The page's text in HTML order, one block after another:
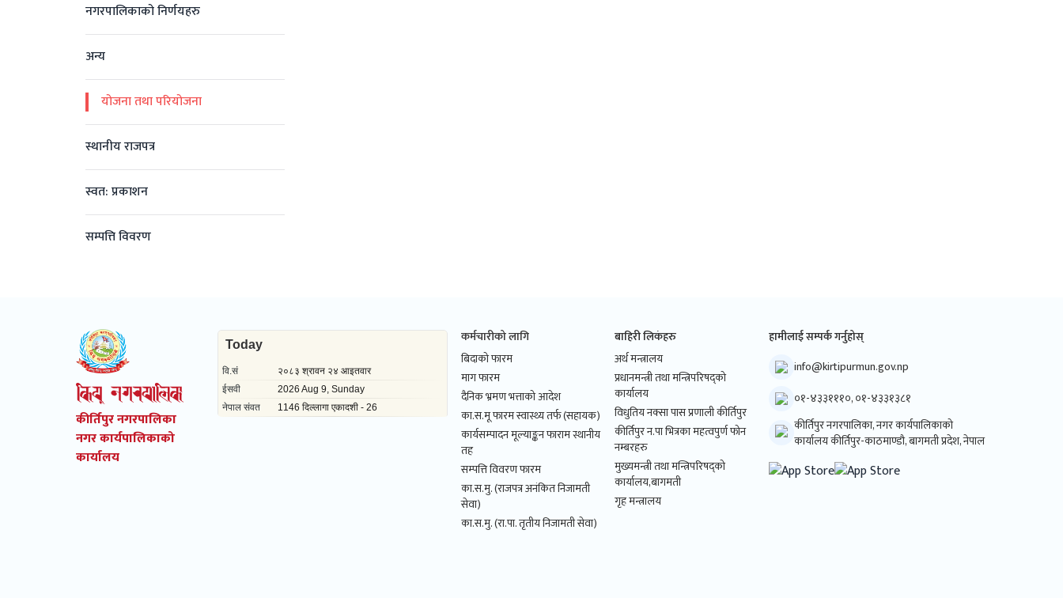
नगरपालिकाको निर्णयहरु
अन्य
योजना तथा परियोजना
स्थानीय राजपत्र
स्वत: प्रकाशन
सम्पत्ति विवरण
कीर्तिपुर नगरपालिका
नगर कार्यपालिकाको
कार्यालय
कर्मचारीको लागि
बिदाको फारम
माग फारम
दैनिक भ्रमण भत्ताको आदेश
का.स.मू फारम स्वास्थ्य तर्फ (सहायक)
कार्यसम्पादन मूल्याङ्कन फाराम स्थानीय
तह
सम्पत्ति विवरण फारम
का.स.मु. (राजपत्र अनंकित निजामती
सेवा)
का.स.मु. (रा.पा. तृतीय निजामती सेवा)
बाहिरी लिकंहरु
अर्थ मन्त्रालय
प्रधानमन्त्री तथा मन्त्रिपरिषद्को
कार्यालय
विधुतिय नक्सा पास प्रणाली कीर्तिपुर
कीर्तिपुर न.पा भित्रका महत्वपुर्ण फोन
नम्बरहरु
मुख्यमन्त्री तथा मन्त्रिपरिषद्को
कार्यालय,बागमती
गृह मन्त्रालय
हामीलाई सम्पर्क गर्नुहोस्
info@kirtipurmun.gov.np
०१-४३३१११०, ०१-४३३१३८१
कीर्तिपुर नगरपालिका, नगर कार्यपालिकाको
कार्यालय कीर्तिपुर-काठमाण्डौ, बागमती प्रदेश, नेपाल